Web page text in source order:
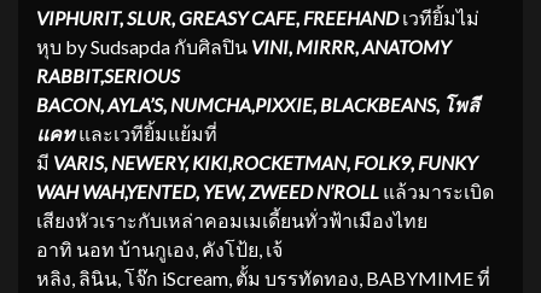
VIPHURIT,SLUR,GREASY CAFE, FREEHAND เวทียิ้มไม่
หุบ by Sudsapda กับศิลปิน VINI, MIRRR,ANATOMY
RABBIT,SERIOUS
BACON,AYLA’S, NUMCHA,PIXXIE, BLACKBEANS, โพลี
แคท และเวทียิ้มแย้มที่
มี VARIS, NEWERY,KIKI,ROCKETMAN, FOL K9, FUNKY
WAH WAH,YENTED, YEW, ZWEED N’ROLL แล้วมาระเบิด
เสียงหัวเราะกับเหล่าคอมเมเดี้ยนทั่วฟ้าเมืองไทย
อาทิ นอท บ้านกูเอง, คังโป้ย, เจ้
หลิง, ลินิน, โจ๊ก iScream, ตั้ม บรรทัดทอง, BABYMIME ที่